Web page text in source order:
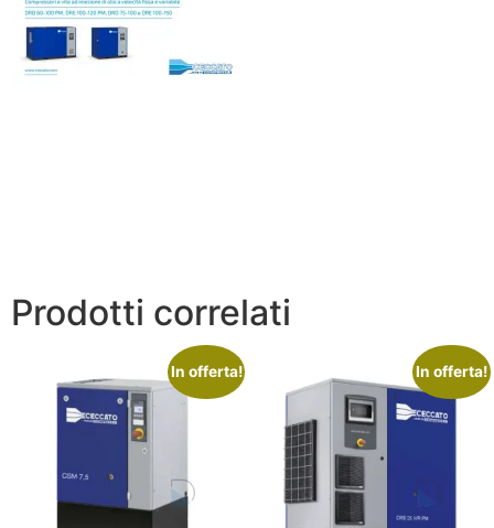
Prodotti correlati
In offerta! In offerta!